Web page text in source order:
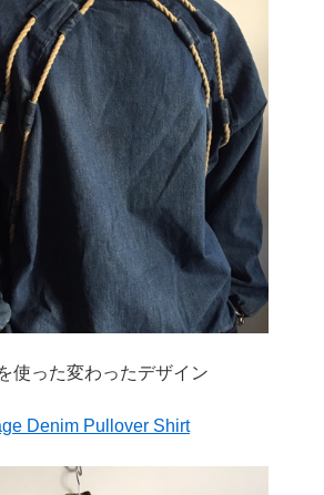
使った変わったデザイン
Denim Pullover Shirt